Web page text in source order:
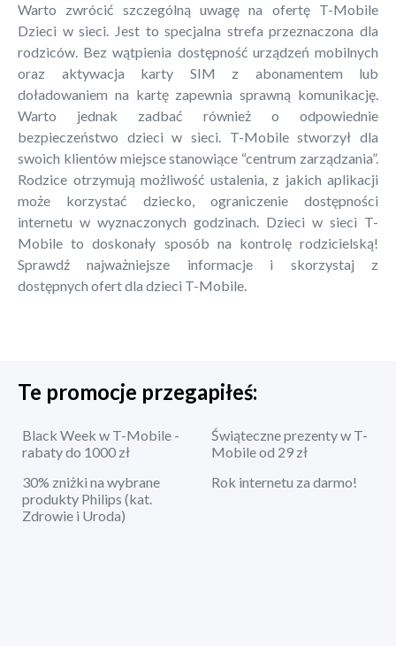
Warto zwrócić szczególną uwagę na ofertę T-Mobile
Dzieci w sieci. Jest to specjalna strefa przeznaczona dla
rodziców. Bez wątpienia dostępność urządzeń mobilnych
oraz aktywacja karty SIM z abonamentem lub
doładowaniem na kartę zapewnia sprawną komunikację.
Warto jednak zadbać również o odpowiednie
bezpieczeństwo dzieci w sieci. T-Mobile stworzył dla
swoich klientów miejsce stanowiące “centrum zarządzania”.
Rodzice otrzymują możliwość ustalenia, z jakich aplikacji
może korzystać dziecko, ograniczenie dostępności
internetu w wyznaczonych godzinach. Dzieci w sieci T-
Mobile to doskonały sposób na kontrolę rodzicielską!
Sprawdź najważniejsze informacje i skorzystaj z
dostępnych ofert dla dzieci T-Mobile.
Te promocje przegapiłeś:
Black Week w T-Mobile -
rabaty do 1000 zł
Świąteczne prezenty w T-
Mobile od 29 zł
30% zniżki na wybrane
produkty Philips (kat.
Zdrowie i Uroda)
Rok internetu za darmo!